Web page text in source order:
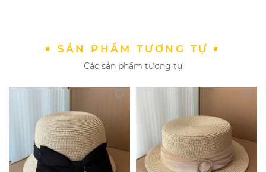
SẢN PHẨM TƯƠNG TỰ
Các sản phẩm tương tự